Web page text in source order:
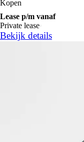
Kopen
Lease p/m vanaf
Private lease
Bekijk details